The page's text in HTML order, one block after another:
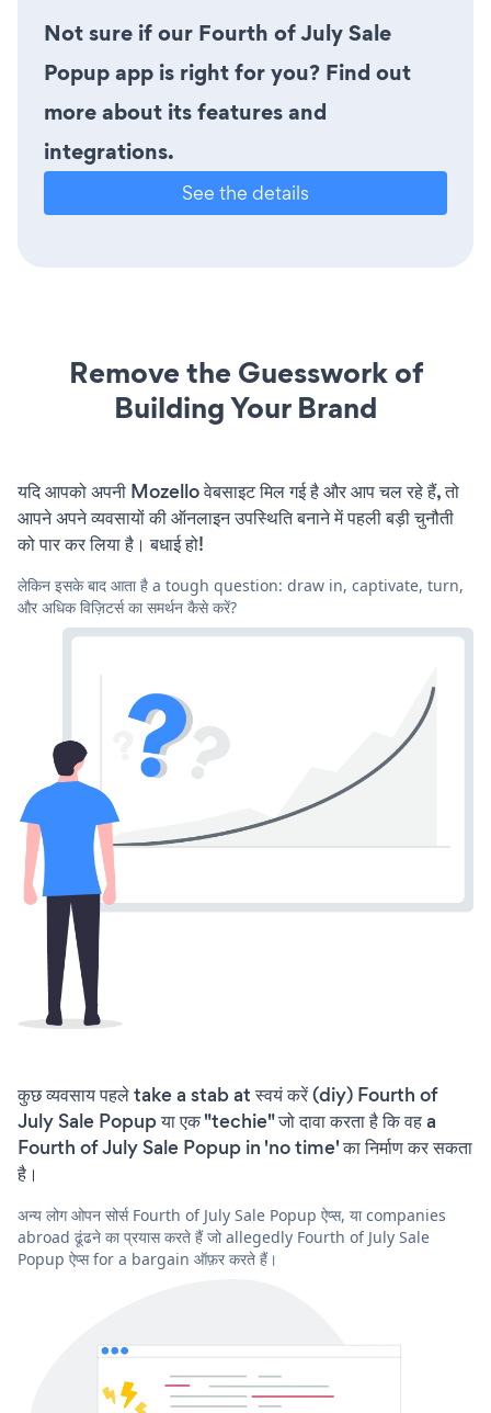
Not sure if our Fourth of July Sale
Popup app is right for you? Find out
more about its features and
integrations.
See the details
Remove the Guesswork of
Building Your Brand
यदि आपको अपनी Mozello वेबसाइट मिल गई है और आप चल रहे हैं, तो
आपने अपने व्यवसायों की ऑनलाइन उपस्थिति बनाने में पहली बड़ी चुनौती
को पार कर लिया है। बधाई हो!
लेकिन इसके बाद आता है a tough question: draw in, captivate, turn,
और अधिक विज़िटर्स का समर्थन कैसे करें?
कुछ व्यवसाय पहले take a stab at स्वयं करें (diy) Fourth of
July Sale Popup या एक "techie" जो दावा करता है कि वह a
Fourth of July Sale Popup in 'no time' का निर्माण कर सकता
है।
अन्य लोग ओपन सोर्स Fourth of July Sale Popup ऐप्स, या companies
abroad ढूंढने का प्रयास करते हैं जो allegedly Fourth of July Sale
Popup ऐप्स for a bargain ऑफ़र करते हैं।